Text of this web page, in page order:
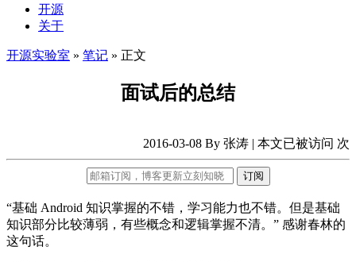
开源
关于
开源实验室 » 笔记 » 正文
面试后的总结
2016-03-08 By 张涛 | 本文已被访问 次
订阅
“基础 Android 知识掌握的不错，学习能力也不错。但是基础
知识部分比较薄弱，有些概念和逻辑掌握不清。” 感谢春林的
这句话。